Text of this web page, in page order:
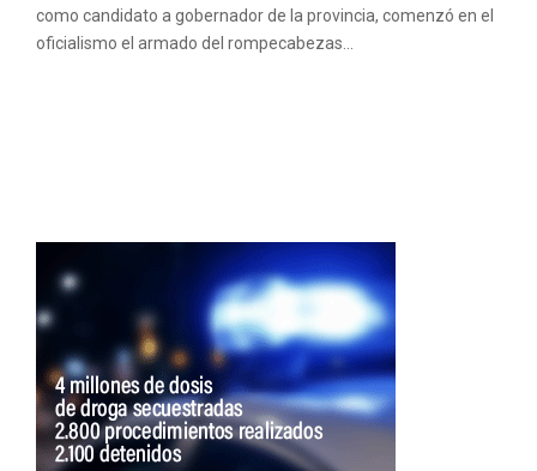
como candidato a gobernador de la provincia, comenzó en el
oficialismo el armado del rompecabezas...